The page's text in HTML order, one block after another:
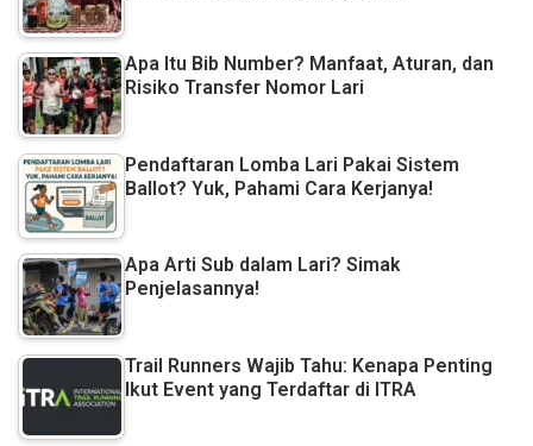
Apa Itu Bib Number? Manfaat, Aturan, dan
Risiko Transfer Nomor Lari
Pendaftaran Lomba Lari Pakai Sistem
Ballot? Yuk, Pahami Cara Kerjanya!
Apa Arti Sub dalam Lari? Simak
Penjelasannya!
Trail Runners Wajib Tahu: Kenapa Penting
Ikut Event yang Terdaftar di ITRA